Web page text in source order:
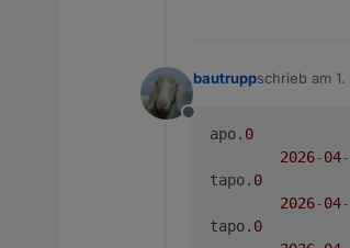
Offline
bautruppschrieb am
zuletzt
apo. 0
2026-04-
tapo. 0
2026-04-
tapo. 0